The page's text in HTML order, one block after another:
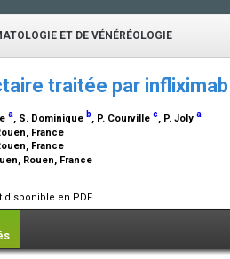
ET DE VÉNÉRÉOLOGIE
traitée par
a, S. Dominique b, P. Courville c, P. Joly a
France
France
Rouen, France
disponible en PDF.